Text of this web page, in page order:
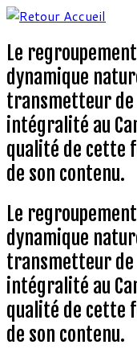
Aller
contenu
Le
dynamique
transmetteur de
intégralité au
qualité de cette
de son contenu.
Le
dynamique
transmetteur de
intégralité au
qualité de cette
de son contenu.